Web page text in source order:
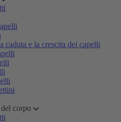
caduta e la crescita dei capelli
corpo